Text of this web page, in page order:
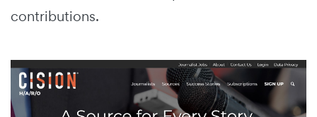
contributions.